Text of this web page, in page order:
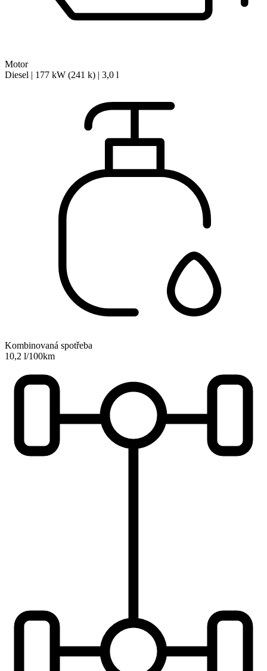
Motor
Diesel | 177 kW (241 k) | 3,0 l
Kombinovaná spotřeba
10,2 l/100km